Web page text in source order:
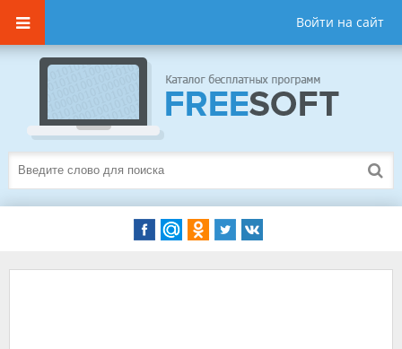
Войти на сайт